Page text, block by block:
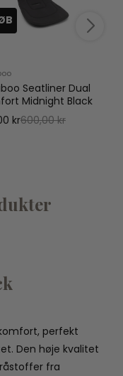
Seatliner Dual
Midnight Black
kr600,00 kr
perfekt
Den høje kvalitet
fra